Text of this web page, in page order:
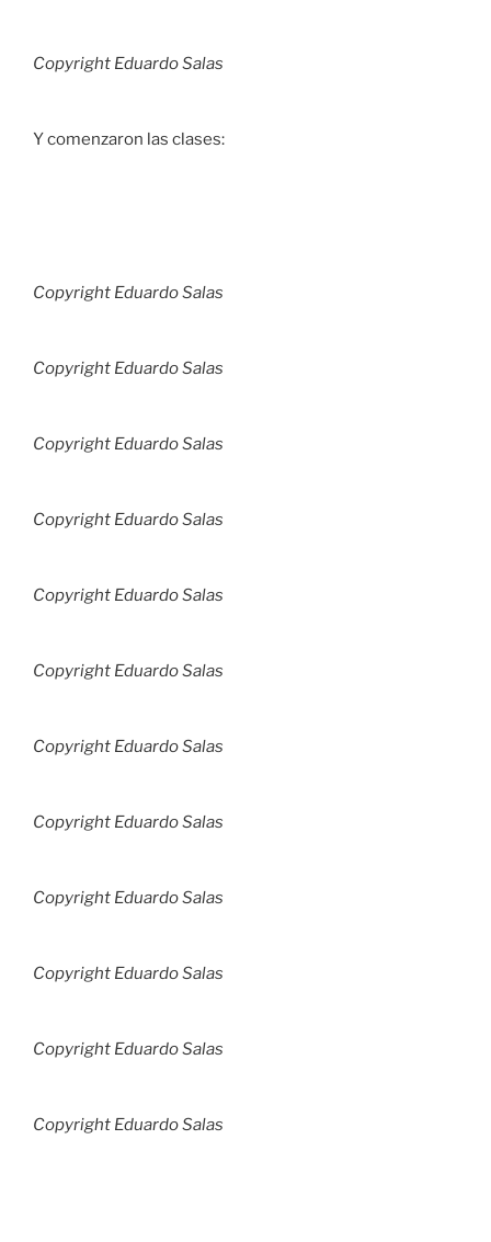
Copyright Eduardo Salas
Y comenzaron las clases:
Copyright Eduardo Salas
Copyright Eduardo Salas
Copyright Eduardo Salas
Copyright Eduardo Salas
Copyright Eduardo Salas
Copyright Eduardo Salas
Copyright Eduardo Salas
Copyright Eduardo Salas
Copyright Eduardo Salas
Copyright Eduardo Salas
Copyright Eduardo Salas
Copyright Eduardo Salas